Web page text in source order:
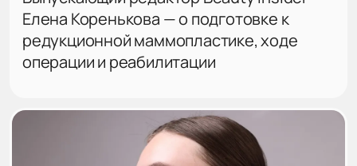
Елена Коренькова — о подготовке к
редукционной маммопластике, ходе
операции и реабилитации